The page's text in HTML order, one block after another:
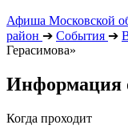
Афиша Московской
район ➔ События ➔
Герасимова»
Информация
Когда проходит